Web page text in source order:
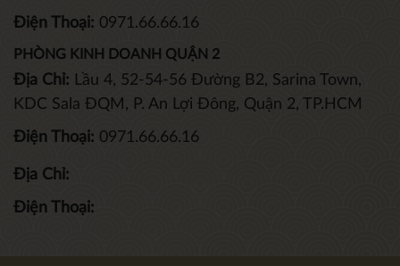
Điện Thoại: 0971.66.66.16
PHÒNG KINH DOANH QUẬN 2
Địa Chỉ: Lầu 4, 52-54-56 Đường B2, Sarina Town,
KDC Sala ĐQM, P. An Lợi Đông, Quận 2, TP.HCM
Điện Thoại: 0971.66.66.16
Địa Chỉ:
Điện Thoại: